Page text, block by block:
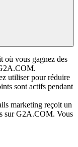
où vous gagnez des
utiliser pour réduire
sont actifs pendant
marketing reçoit un
sur G2A.COM. Vous